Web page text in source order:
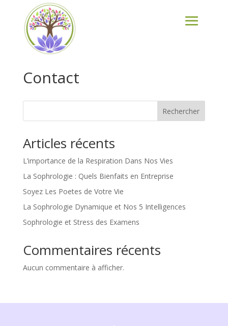
Contact
Rechercher
Articles récents
L’importance de la Respiration Dans Nos Vies
La Sophrologie : Quels Bienfaits en Entreprise
Soyez Les Poetes de Votre Vie
La Sophrologie Dynamique et Nos 5 Intelligences
Sophrologie et Stress des Examens
Commentaires récents
Aucun commentaire à afficher.